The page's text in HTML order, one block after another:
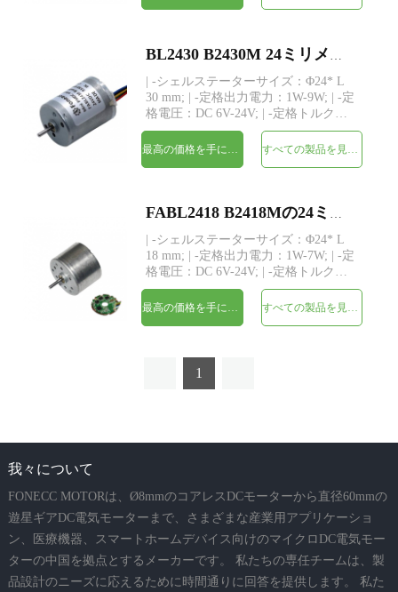
| -シェルステーターサイズ：Φ24* L
30 mm; | -定格出力電力：1W-9W; | -定
格電圧：DC 6V-24V; | -定格トルク：
最大75 gf-cm; | -シャフト：Φ2mm、長
さカスタム; | -ドライバー：3つのホー
| -シェルステーターサイズ：Φ24* L
18 mm; | -定格出力電力：1W-7W; | -定
格電圧：DC 6V-24V; | -定格トルク：
最大40 gf-cm; | -シャフト：Φ2mm、長
さカスタム; | -ドライバー：3つのホー
1
我々について
FONECC MOTORは、Ø8mmのコアレスDCモーターから直径60mmの
遊星ギアDC電気モーターまで、さまざまな産業用アプリケーショ
ン、医療機器、スマートホームデバイス向けのマイクロDC電気モー
ターの中国を拠点とするメーカーです。 私たちの専任チームは、製
品設計のニーズに応えるために時間通りに回答を提供します。 私た